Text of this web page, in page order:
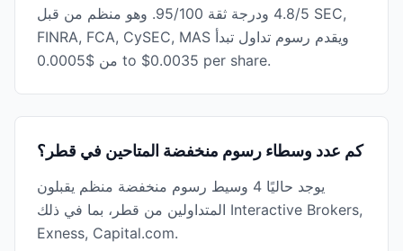
4.8/5 ودرجة ثقة 95/100. وهو منظم من قبل SEC,
FINRA, FCA, CySEC, MAS ويقدم رسوم تداول تبدأ
من $0.0005 to $0.0035 per share.
كم عدد وسطاء رسوم منخفضة المتاحين في قطر؟
يوجد حاليًا 4 وسيط رسوم منخفضة منظم يقبلون
المتداولين من قطر، بما في ذلك Interactive Brokers,
Exness, Capital.com.